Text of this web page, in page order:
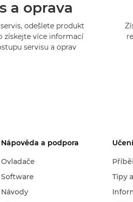
a oprava
odešlete produkt
získejte více informací
servisu a oprav
Nápověda a podpora
Ovladače
Software
Návody
Tipy